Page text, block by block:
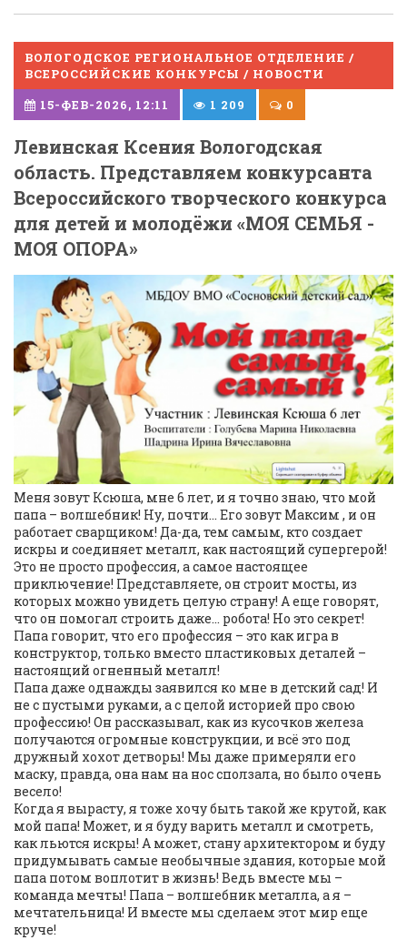
ВОЛОГОДСКОЕ РЕГИОНАЛЬНОЕ ОТДЕЛЕНИЕ /
ВСЕРОССИЙСКИЕ КОНКУРСЫ / НОВОСТИ
15-ФЕВ-2026, 12:11
1 209 0
Левинская Ксения Вологодская
область. Представляем конкурсанта
Всероссийского творческого конкурса
для детей и молодёжи «МОЯ СЕМЬЯ -
МОЯ ОПОРА»
Меня зовут Ксюша, мне 6 лет, и я точно знаю, что мой
папа – волшебник! Ну, почти… Его зовут Максим , и он
работает сварщиком! Да-да, тем самым, кто создает
искры и соединяет металл, как настоящий супергерой!
Это не просто профессия, а самое настоящее
приключение! Представляете, он строит мосты, из
которых можно увидеть целую страну! А еще говорят,
что он помогал строить даже… робота! Но это секрет!
Папа говорит, что его профессия – это как игра в
конструктор, только вместо пластиковых деталей –
настоящий огненный металл!
Папа даже однажды заявился ко мне в детский сад! И
не с пустыми руками, а с целой историей про свою
профессию! Он рассказывал, как из кусочков железа
получаются огромные конструкции, и всё это под
дружный хохот детворы! Мы даже примеряли его
маску, правда, она нам на нос сползала, но было очень
весело!
Когда я вырасту, я тоже хочу быть такой же крутой, как
мой папа! Может, и я буду варить металл и смотреть,
как льются искры! А может, стану архитектором и буду
придумывать самые необычные здания, которые мой
папа потом воплотит в жизнь! Ведь вместе мы –
команда мечты! Папа – волшебник металла, а я –
мечтательница! И вместе мы сделаем этот мир еще
круче!